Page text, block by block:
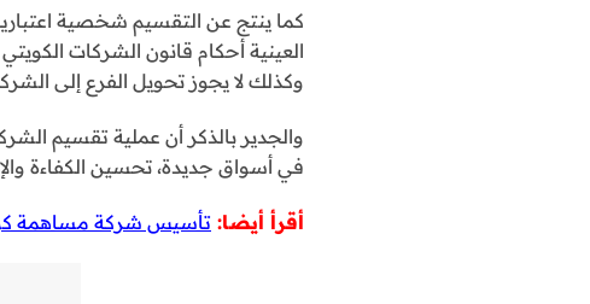
كما ينتج عن التقسيم شخصية
العينية أحكام قانون الشركات
وكذلك لا يجوز تحويل الفرع إلى
والجدير بالذكر أن عملية تقسيم
في أسواق جديدة، تحسين الكفاءة
أقرأ أيضا: تأسيس شركة مساهمة